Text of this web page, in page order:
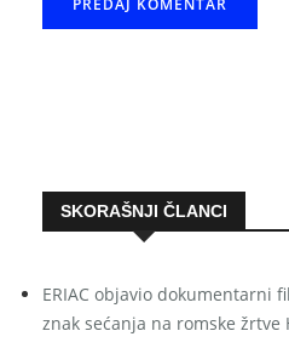
SKORAŠNJI ČLANCI
ERIAC objavio dokumentarni
znak sećanja na romske žrtve